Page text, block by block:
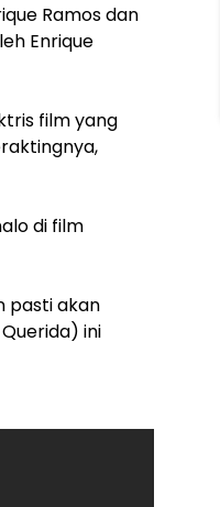
Ramos dan
Enrique
film yang
di film
pasti akan
ini